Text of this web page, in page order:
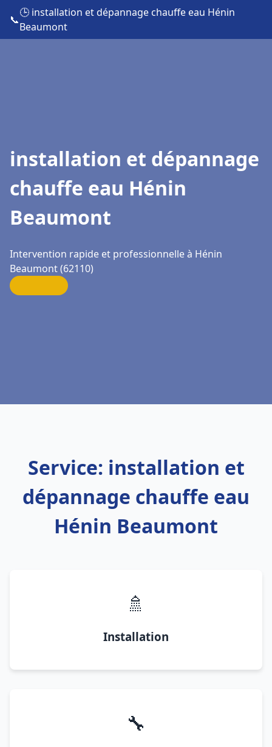
📞
🕒 installation et dépannage chauffe eau Hénin
Beaumont
installation et dépannage
chauffe eau Hénin
Beaumont
Intervention rapide et professionnelle à Hénin
Beaumont (62110)
Service: installation et
dépannage chauffe eau
Hénin Beaumont
🚿
Installation
🔧